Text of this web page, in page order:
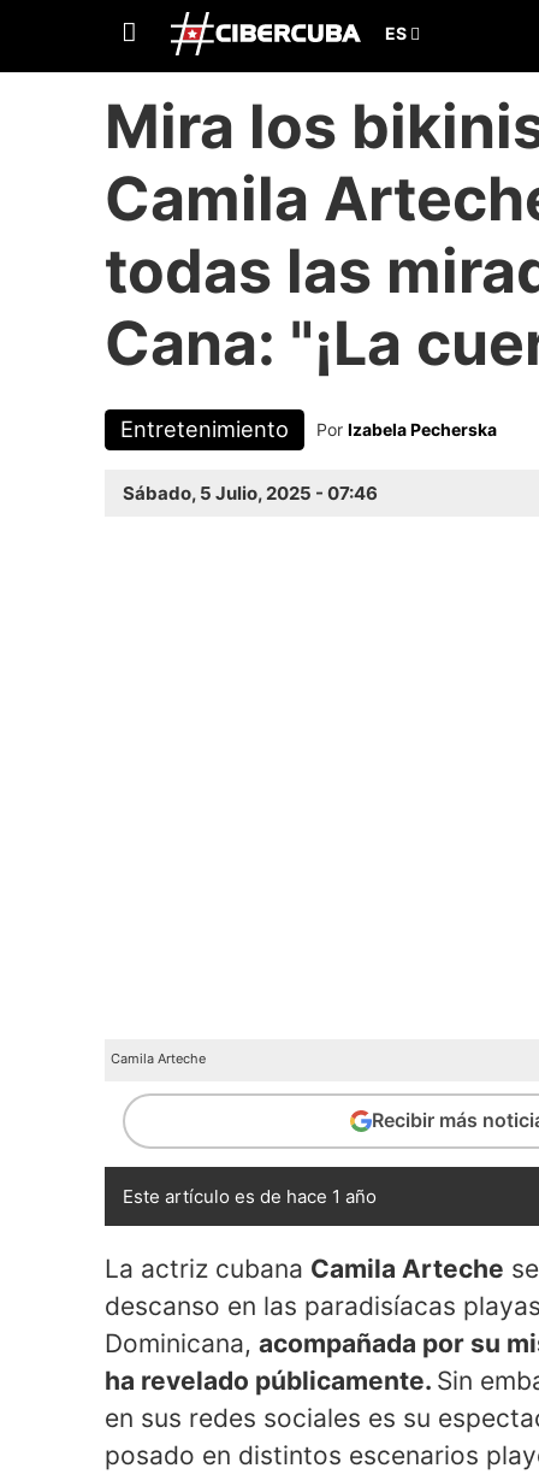
Mira los
Camila
todas las
Cana: "¡La
Entretenimiento Por Izabela Pecherska
Sábado, 5 Julio, 2025 - 07:46
Camila Arteche
Recibir más
Este artículo es de hace 1 año
La actriz cubana Camila Arteche
descanso en las paradisíacas
Dominicana, acompañada por su
ha revelado públicamente. Sin
en sus redes sociales es su
posado en distintos escenarios